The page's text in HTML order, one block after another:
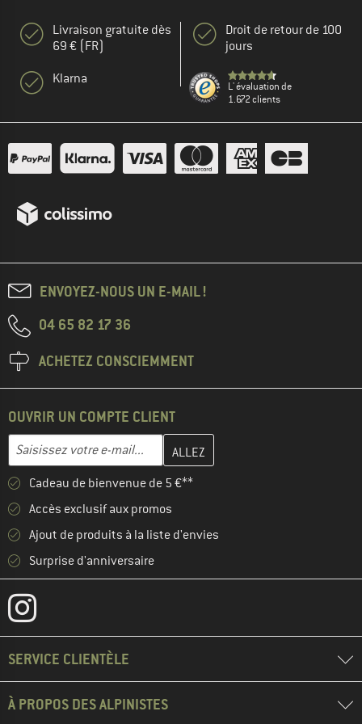
Livraison gratuite dès
69 € (FR)
Klarna
Droit de retour de 100
jours
L' évaluation de
1.672 clients
ENVOYEZ-NOUS UN E-MAIL !
04 65 82 17 36
ACHETEZ CONSCIEMMENT
OUVRIR UN COMPTE CLIENT
Adresse e-mail
Entrez votre adresse e-mail ici et créez votre compte client à la
Cadeau de bienvenue de 5 €**
Accès exclusif aux promos
Ajout de produits à la liste d'envies
Surprise d'anniversaire
SERVICE CLIENTÈLE
À PROPOS DES ALPINISTES